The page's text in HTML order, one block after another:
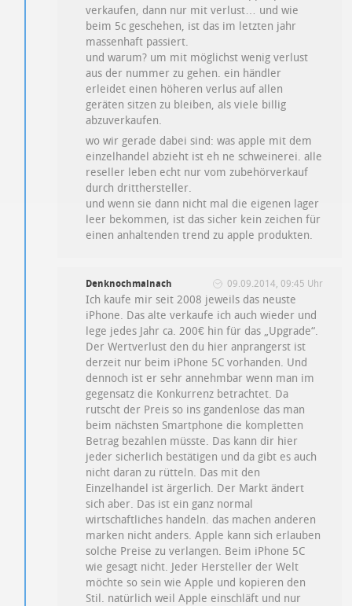
verkaufen, dann nur mit verlust… und wie
beim 5c geschehen, ist das im letzten jahr
massenhaft passiert.
und warum? um mit möglichst wenig verlust
aus der nummer zu gehen. ein händler
erleidet einen höheren verlus auf allen
geräten sitzen zu bleiben, als viele billig
abzuverkaufen.
wo wir gerade dabei sind: was apple mit dem
einzelhandel abzieht ist eh ne schweinerei. alle
reseller leben echt nur vom zubehörverkauf
durch dritthersteller.
und wenn sie dann nicht mal die eigenen lager
leer bekommen, ist das sicher kein zeichen für
einen anhaltenden trend zu apple produkten.
Denknochmalnach 09.09.2014, 09:45 Uhr
Ich kaufe mir seit 2008 jeweils das neuste
iPhone. Das alte verkaufe ich auch wieder und
lege jedes Jahr ca. 200€ hin für das „Upgrade“.
Der Wertverlust den du hier anprangerst ist
derzeit nur beim iPhone 5C vorhanden. Und
dennoch ist er sehr annehmbar wenn man im
gegensatz die Konkurrenz betrachtet. Da
rutscht der Preis so ins gandenlose das man
beim nächsten Smartphone die kompletten
Betrag bezahlen müsste. Das kann dir hier
jeder sicherlich bestätigen und da gibt es auch
nicht daran zu rütteln. Das mit den
Einzelhandel ist ärgerlich. Der Markt ändert
sich aber. Das ist ein ganz normal
wirtschaftliches handeln. das machen anderen
marken nicht anders. Apple kann sich erlauben
solche Preise zu verlangen. Beim iPhone 5C
wie gesagt nicht. Jeder Hersteller der Welt
möchte so sein wie Apple und kopieren den
Stil. natürlich weil Apple einschläft und nur